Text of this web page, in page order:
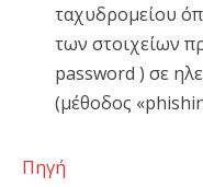
ταχυδρομείου
των στοιχείων
password ) σε
(μέθοδος
Πηγή